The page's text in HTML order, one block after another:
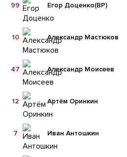
Егор Доценко(ВР)
99
Александр Мастюков
10
Александр Моисеев
47
Артём Оринкин
12
Иван Антошкин
7